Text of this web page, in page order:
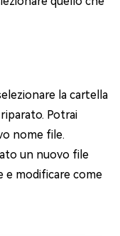
la cartella
Potrai
nome file.
un nuovo file
modificare come